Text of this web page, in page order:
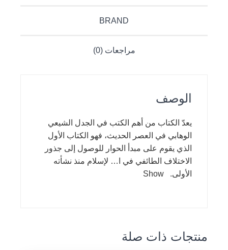
BRAND
مراجعات (0)
الوصف
يعدّ الكتاب من أهم الكتب في الجدل الشيعي
الوهابي في العصر الحديث، فهو الكتاب الأول
الذي يقوم على مبدأ الحوار للوصول إلى جذور
الاختلاف الطائفي في ا… لإسلام منذ نشأته
الأولى. Show
منتجات ذات صلة